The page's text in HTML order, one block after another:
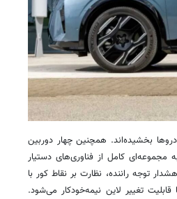
به این خودروها بخشیده‌اند. همچنین چهار دوربین
به مجموعه‌ای کامل از فناوری‌های دستیار
توجه راننده، نظارت بر نقاط کور با
تغییر لاین نیمه‌خودکار می‌شود.